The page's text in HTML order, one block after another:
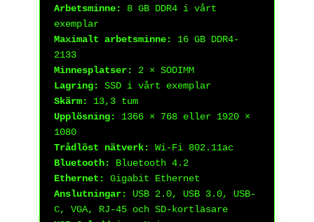
Arbetsminne:
8 GB DDR4 i vårt
exemplar
Maximalt arbetsminne:
16 GB DDR4-
2133
Minnesplatser:
2 × SODIMM
Lagring:
SSD i vårt exemplar
Skärm:
13,3 tum
Upplösning:
1366 × 768 eller 1920 ×
1080
Trådlöst nätverk:
Wi-Fi 802.11ac
Bluetooth:
Bluetooth 4.2
Ethernet:
Gigabit Ethernet
Anslutningar:
USB 2.0, USB 3.0, USB-
C, VGA, RJ-45 och SD-kortläsare